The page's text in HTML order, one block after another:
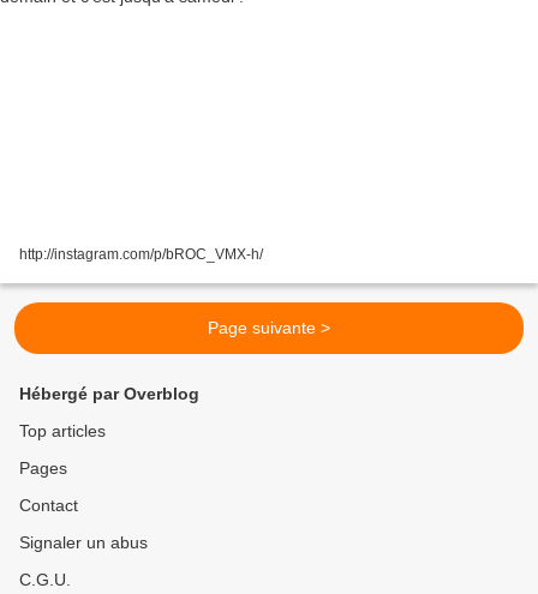
http://instagram.com/p/bROC_VMX-h/
Page suivante >
Hébergé par Overblog
Top articles
Pages
Contact
Signaler un abus
C.G.U.